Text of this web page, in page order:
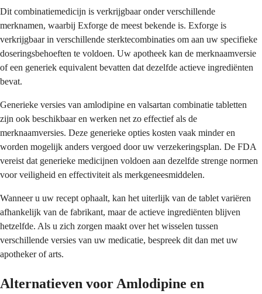
Dit combinatiemedicijn is verkrijgbaar onder verschillende
merknamen, waarbij Exforge de meest bekende is. Exforge is
verkrijgbaar in verschillende sterktecombinaties om aan uw specifieke
doseringsbehoeften te voldoen. Uw apotheek kan de merknaamversie
of een generiek equivalent bevatten dat dezelfde actieve ingrediënten
bevat.
Generieke versies van amlodipine en valsartan combinatie tabletten
zijn ook beschikbaar en werken net zo effectief als de
merknaamversies. Deze generieke opties kosten vaak minder en
worden mogelijk anders vergoed door uw verzekeringsplan. De FDA
vereist dat generieke medicijnen voldoen aan dezelfde strenge normen
voor veiligheid en effectiviteit als merkgeneesmiddelen.
Wanneer u uw recept ophaalt, kan het uiterlijk van de tablet variëren
afhankelijk van de fabrikant, maar de actieve ingrediënten blijven
hetzelfde. Als u zich zorgen maakt over het wisselen tussen
verschillende versies van uw medicatie, bespreek dit dan met uw
apotheker of arts.
Alternatieven voor Amlodipine en